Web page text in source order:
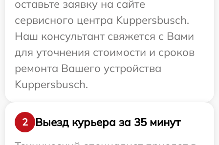
оставьте заявку на сайте
сервисного центра Kuppersbusch.
Наш консультант свяжется с Вами
для уточнения стоимости и сроков
ремонта Вашего устройства
Kuppersbusch.
2
Выезд курьера за 35 минут